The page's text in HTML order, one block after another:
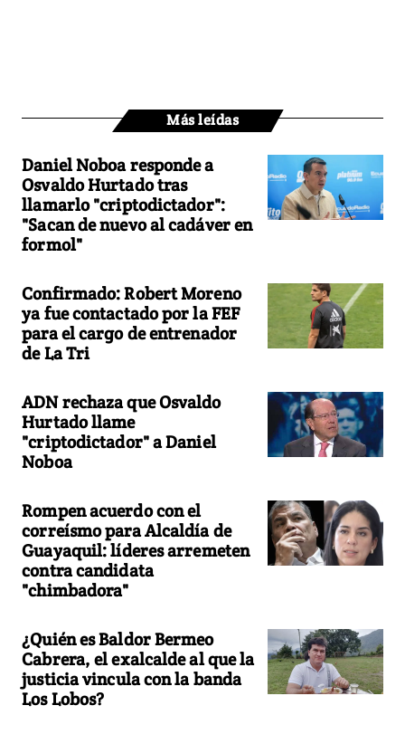
Más leídas
Daniel Noboa responde a
Osvaldo Hurtado tras
llamarlo "criptodictador":
"Sacan de nuevo al cadáver en
formol"
Confirmado: Robert Moreno
ya fue contactado por la FEF
para el cargo de entrenador
de La Tri
ADN rechaza que Osvaldo
Hurtado llame
"criptodictador" a Daniel
Noboa
Rompen acuerdo con el
correísmo para Alcaldía de
Guayaquil: líderes arremeten
contra candidata
"chimbadora"
¿Quién es Baldor Bermeo
Cabrera, el exalcalde al que la
justicia vincula con la banda
Los Lobos?